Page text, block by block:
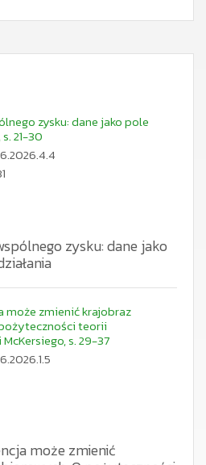
zysku: dane jako pole
21-30
zysku: dane jako
w reżimach typu RODO
jako źródle roszczeń
wartości. Autorka proponuje
ochrony ku
danymi, w którym dane stają
się. Omawia trzy
brokerzy danych
(3) repertuar nowych form
własności i języka) utrudnia­
może zmienić krajobraz
teorii
s. 29-37
może zmienić